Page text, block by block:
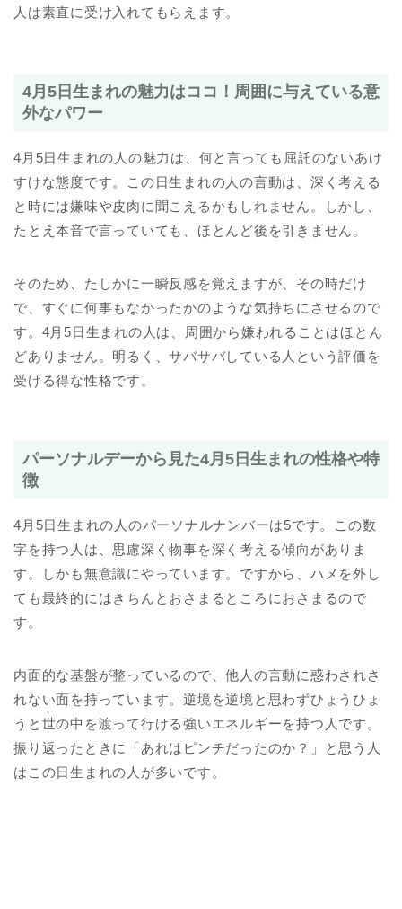
人は素直に受け入れてもらえます。
4月5日生まれの魅力はココ！周囲に与えている意
外なパワー
4月5日生まれの人の魅力は、何と言っても屈託のないあけ
すけな態度です。この日生まれの人の言動は、深く考える
と時には嫌味や皮肉に聞こえるかもしれません。しかし、
たとえ本音で言っていても、ほとんど後を引きません。
そのため、たしかに一瞬反感を覚えますが、その時だけ
で、すぐに何事もなかったかのような気持ちにさせるので
す。4月5日生まれの人は、周囲から嫌われることはほとん
どありません。明るく、サバサバしている人という評価を
受ける得な性格です。
パーソナルデーから見た4月5日生まれの性格や特
徴
4月5日生まれの人のパーソナルナンバーは5です。この数
字を持つ人は、思慮深く物事を深く考える傾向がありま
す。しかも無意識にやっています。ですから、ハメを外し
ても最終的にはきちんとおさまるところにおさまるので
す。
内面的な基盤が整っているので、他人の言動に惑わされさ
れない面を持っています。逆境を逆境と思わずひょうひょ
うと世の中を渡って行ける強いエネルギーを持つ人です。
振り返ったときに「あれはピンチだったのか？」と思う人
はこの日生まれの人が多いです。